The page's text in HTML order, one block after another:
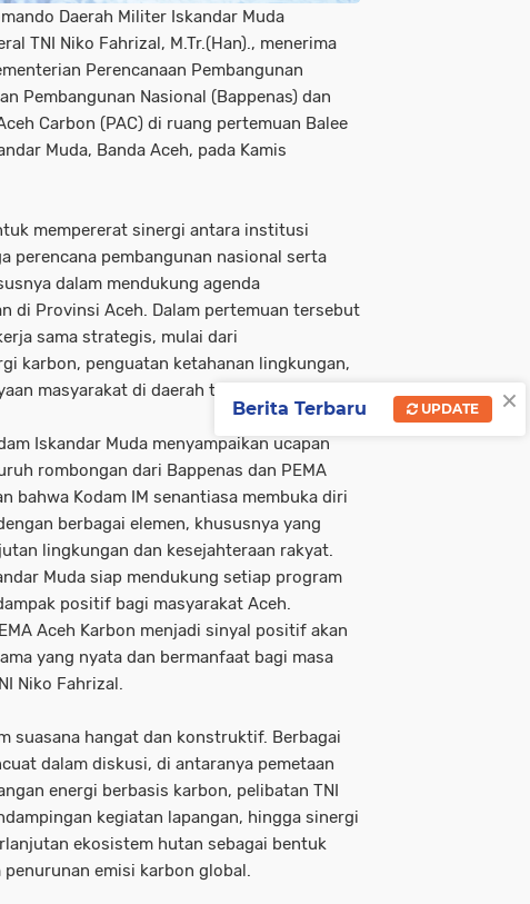
Daerah Militer Iskandar Muda
TNI Niko Fahrizal, M.Tr.(Han)., menerima
Perencanaan Pembangunan
Pembangunan Nasional (Bappenas) dan
Carbon (PAC) di ruang pertemuan Balee
Muda, Banda Aceh, pada Kamis
mempererat sinergi antara institusi
perencana pembangunan nasional serta
dalam mendukung agenda
di Provinsi Aceh. Dalam pertemuan tersebut
sama strategis, mulai dari
karbon, penguatan ketahanan lingkungan,
masyarakat di daerah terpencil.
Iskandar Muda menyampaikan ucapan
rombongan dari Bappenas dan PEMA
bahwa Kodam IM senantiasa membuka diri
berbagai elemen, khususnya yang
lingkungan dan kesejahteraan rakyat.
Muda siap mendukung setiap program
positif bagi masyarakat Aceh.
Aceh Karbon menjadi sinyal positif akan
yang nyata dan bermanfaat bagi masa
Niko Fahrizal.
suasana hangat dan konstruktif. Berbagai
dalam diskusi, di antaranya pemetaan
energi berbasis karbon, pelibatan TNI
kegiatan lapangan, hingga sinergi
ekosistem hutan sebagai bentuk
emisi karbon global.
×
Berita Terbaru UPDATE